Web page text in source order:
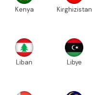
Kenya Kirghizistan
Liban Libye